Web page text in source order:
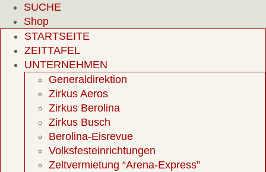
SUCHE
Shop
STARTSEITE
ZEITTAFEL
UNTERNEHMEN
Generaldirektion
Zirkus Aeros
Zirkus Berolina
Zirkus Busch
Berolina-Eisrevue
Volksfesteinrichtungen
Zeltvermietung “Arena-Express”